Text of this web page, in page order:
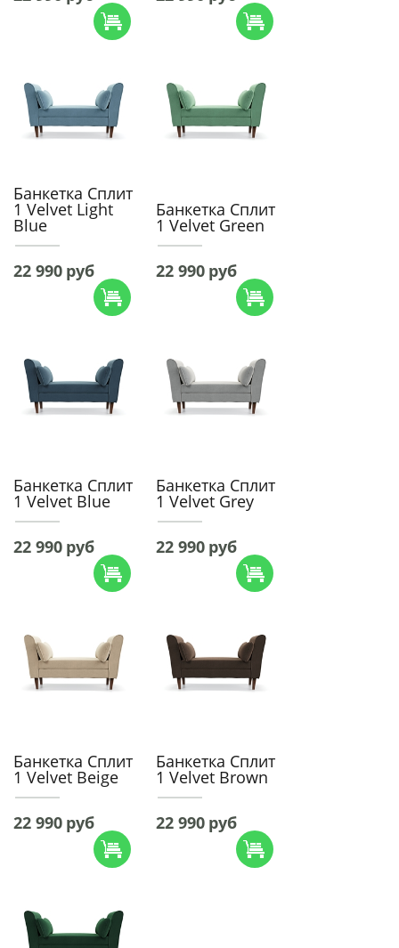
Банкетка Сплит
1 Velvet Light
Blue
22 990 руб
Банкетка Сплит
1 Velvet Green
22 990 руб
Банкетка Сплит
1 Velvet Blue
22 990 руб
Банкетка Сплит
1 Velvet Grey
22 990 руб
Банкетка Сплит
1 Velvet Beige
22 990 руб
Банкетка Сплит
1 Velvet Brown
22 990 руб